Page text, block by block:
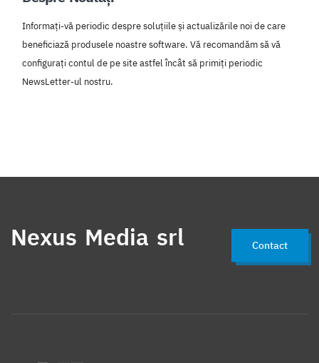
Informați-vă periodic despre soluțiile și actualizările noi de care
beneficiază produsele noastre software. Vă recomandăm să vă
configurați contul de pe site astfel încât să primiți periodic
NewsLetter-ul nostru.
Nexus Media srl Contact